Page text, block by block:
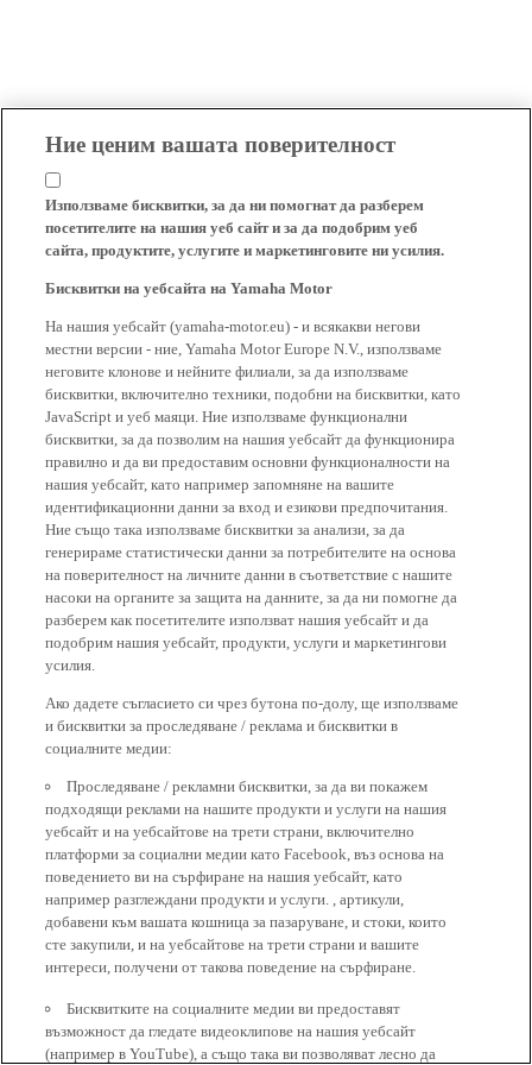
Ние ценим вашата поверителност
Използваме бисквитки, за да ни помогнат да разберем
посетителите на нашия уеб сайт и за да подобрим уеб
сайта, продуктите, услугите и маркетинговите ни усилия.
Бисквитки на уебсайта на Yamaha Motor
На нашия уебсайт (yamaha-motor.eu) - и всякакви негови
местни версии - ние, Yamaha Motor Europe N.V., използваме
неговите клонове и нейните филиали, за да използваме
бисквитки, включително техники, подобни на бисквитки, като
JavaScript и уеб маяци. Ние използваме функционални
бисквитки, за да позволим на нашия уебсайт да функционира
правилно и да ви предоставим основни функционалности на
нашия уебсайт, като например запомняне на вашите
идентификационни данни за вход и езикови предпочитания.
Ние също така използваме бисквитки за анализи, за да
генерираме статистически данни за потребителите на основа
на поверителност на личните данни в съответствие с нашите
насоки на органите за защита на данните, за да ни помогне да
разберем как посетителите използват нашия уебсайт и да
подобрим нашия уебсайт, продукти, услуги и маркетингови
усилия.
Ако дадете съгласието си чрез бутона по-долу, ще използваме
и бисквитки за проследяване / реклама и бисквитки в
социалните медии:
Проследяване / рекламни бисквитки, за да ви покажем
подходящи реклами на нашите продукти и услуги на нашия
уебсайт и на уебсайтове на трети страни, включително
платформи за социални медии като Facebook, въз основа на
поведението ви на сърфиране на нашия уебсайт, като
например разглеждани продукти и услуги. , артикули,
добавени към вашата кошница за пазаруване, и стоки, които
сте закупили, и на уебсайтове на трети страни и вашите
интереси, получени от такова поведение на сърфиране.
Бисквитките на социалните медии ви предоставят
възможност да гледате видеоклипове на нашия уебсайт
(например в YouTube), а също така ви позволяват лесно да